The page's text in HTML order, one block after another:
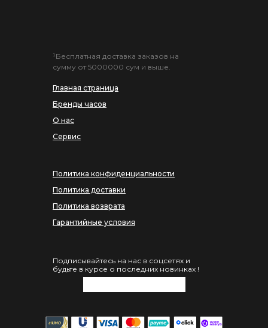
Подписывайтесь на нас в соцсетях и
будьте в курсе о последних новинках !
Главная страница
Бренды часов
О нас
Сервис
¹Бесплатная доставка заказов на
сумму от 5000000 сум и выше.
Политика конфиденциальности
Политика доставки
Политика возврата
Гарантийные условия